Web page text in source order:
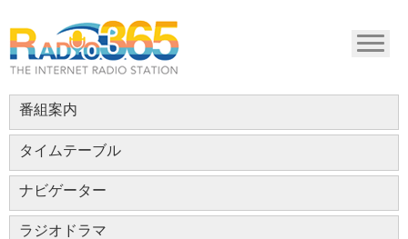
番組案内
タイムテーブル
ナビゲーター
ラジオドラマ